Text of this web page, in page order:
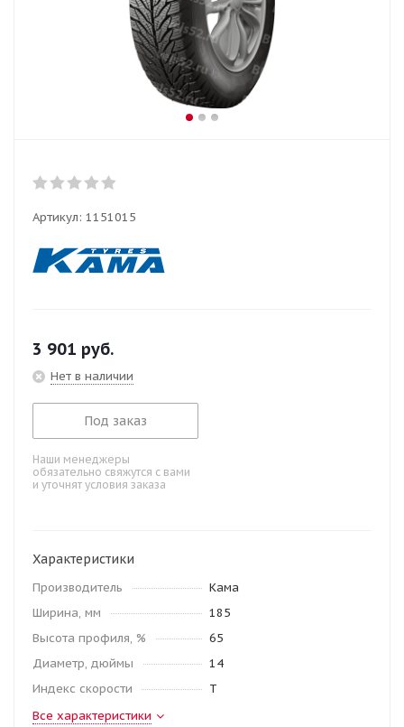
Артикул: 1151015
3 901 руб.
Нет в наличии
Под заказ
Наши менеджеры
обязательно свяжутся с вами
и уточнят условия заказа
Характеристики
Производитель
Кама
Ширина, мм
185
Высота профиля, %
65
Диаметр, дюймы
14
Индекс скорости
T
Все характеристики